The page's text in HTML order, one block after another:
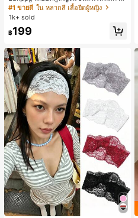
อวีปกเสื้อ ลายพิมพ์ดิจิทัลลายทาง สไตล์
สปอร์ตแฟชั่นมินิมอล ของขวัญสำหรับเ
พื่อน
#1 ขายดี ใน หลากสี เสื้อยืดผู้หญิง
1k+ sold
฿199
#1 ขายดี ใน หลากสี ที่คาดผม